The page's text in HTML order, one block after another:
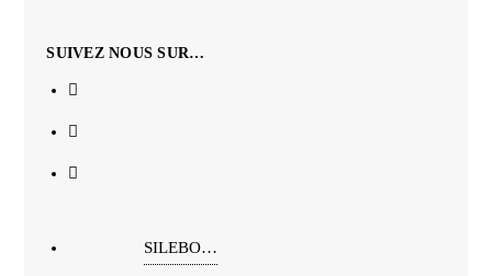
SUIVEZ NOUS SUR…
SILEBO…